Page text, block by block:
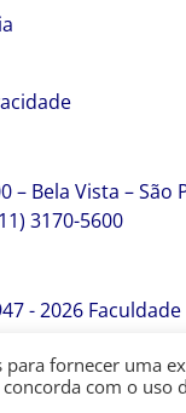
– Bela Vista – São
3170-5600
- 2026 Faculdade
para fornecer uma
concorda com o uso